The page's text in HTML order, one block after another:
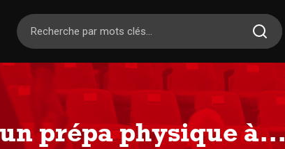
prépa physique